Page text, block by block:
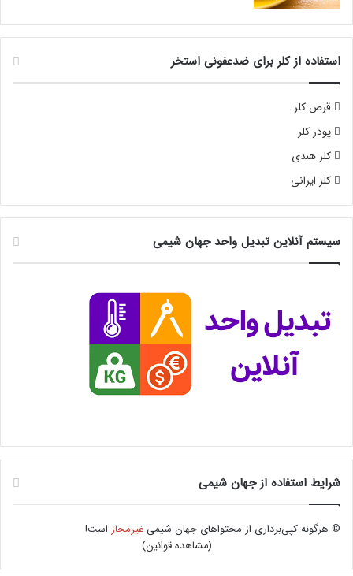
استفاده از کلر برای ضدعفونی استخر
قرص کلر
پودر کلر
کلر هندی
کلر ایرانی
سیستم آنلاین تبدیل واحد جهان شیمی
شرایط استفاده از جهان شیمی
© هرگونه کپی‌برداری از محتواهای جهان شیمیغیرمجاز است!
(مشاهده قوانین)